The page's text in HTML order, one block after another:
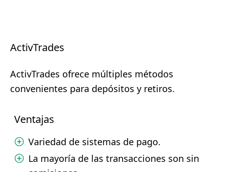
ActivTrades
ActivTrades ofrece múltiples métodos
convenientes para depósitos y retiros.
Ventajas
Variedad de sistemas de pago.
La mayoría de las transacciones son sin